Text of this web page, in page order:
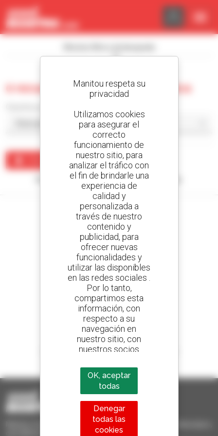
0 recuento carretilla telescópica
Crear una alerta
Ningún resultado corresponde con su búsqueda.
Cree sus alertas
y reciba anuncios de equipos de ocasión
800 concesionarios
Manitou por todo el mundo
1 de cada 4 manipuladores telescópicos
Manitou Ocasión - Equipo de manutención de ocasión: telescópico,
carretilla de mástil, plataforma elevadora
Panel de gestión de cookies
Manitou respeta su
privacidad
Utilizamos cookies
para asegurar el
correcto
funcionamiento de
nuestro sitio, para
analizar el tráfico con
el fin de brindarle una
experiencia de
calidad y
personalizada a
través de nuestro
contenido y
publicidad, para
ofrecer nuevas
funcionalidades y
utilizar las disponibles
en las redes sociales .
Por lo tanto,
compartimos esta
información, con
respecto a su
navegación en
nuestro sitio, con
nuestros socios
publicitarios y de
redes sociales
OK, aceptar
todas
Denegar
todas las
cookies